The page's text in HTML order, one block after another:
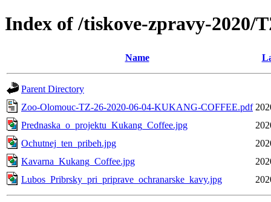
Index of /tiskove-zpravy-2020/
Name
Parent Directory
Zoo-Olomouc-TZ-26-2020-06-04-KUKANG-COFFEE.pdf
Prednaska_o_projektu_Kukang_Coffee.jpg
Ochutnej_ten_pribeh.jpg
Kavarna_Kukang_Coffee.jpg
Lubos_Pribrsky_pri_priprave_ochranarske_kavy.jpg